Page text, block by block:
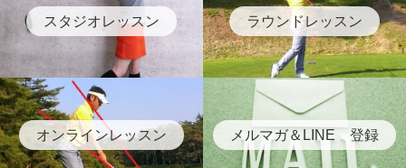
スタジオレッスン ラウンドレッスン
オンラインレッスン メルマガ＆LINE 登録